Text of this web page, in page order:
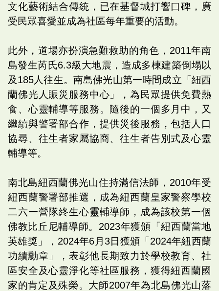
文化藝術結合傳統，已在基督城打響口碑，廣
受民眾喜愛並成為社區每年重要的活動。
此外，道場亦扮演急難救助的角色，2011年南
島發生芮氏6.3級大地震，造成多棟建築倒塌以
及185人往生。南島佛光山第一時間成立「紐西
蘭佛光人賑災服務中心」，為民眾提供免費熱
食、心靈輔導等服務。隨後的一個多月中，又
繼續與警署部合作，提供災後服務，包括人口
協尋、往生者家屬協商、往生者告別式及心靈
輔導等。
南北島紐西蘭佛光山住持滿信法師，2010年受
紐西蘭警署部推選，成為紐西蘭皇家警察學校
二六一營隊終生心靈輔導師，成為該校第一個
佛教比丘尼輔導師。2023年獲頒「紐西蘭當地
英雄獎」，2024年6月3日獲頒「2024年紐西蘭
功績勳章」，表彰他長期致力於學校教育、社
區安全及心靈淨化等社區服務，獲得紐西蘭國
家的肯定及殊榮。大師2007年為北島佛光山落